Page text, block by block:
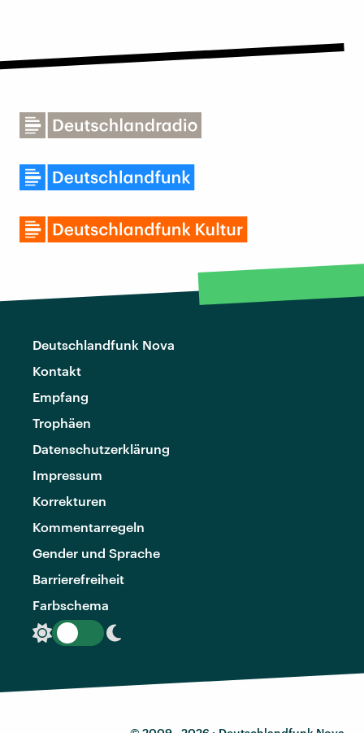
Deutschlandfunk Nova
Kontakt
Empfang
Trophäen
Datenschutzerklärung
Impressum
Korrekturen
Kommentarregeln
Gender und Sprache
Barrierefreiheit
Farbschema